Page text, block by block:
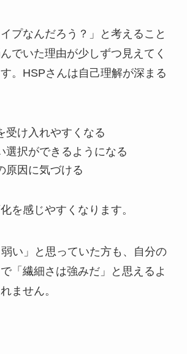
イプなんだろう？」と考えること
でいた理由が少しずつ見えてく
。HSPさんは自己理解が深まる
受け入れやすくなる
選択ができるようになる
原因に気づける
を感じやすくなります。
い」と思っていた方も、自分の
「繊細さは強みだ」と思えるよ
ません。